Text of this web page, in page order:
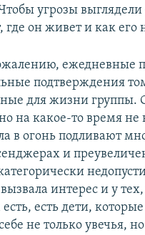
угрозы
где он живет и как его
ежедневные
подтверждения
для жизни группы.
на какое-то время не
в огонь подливают
и
интерес и у
есть дети,
не только увечья,